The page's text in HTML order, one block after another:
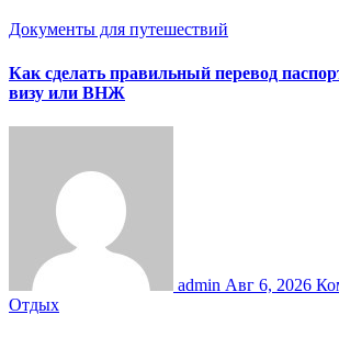
Документы для путешествий
Как сделать правильный перевод
визу или ВНЖ
admin Авг 6, 2026
Отдых